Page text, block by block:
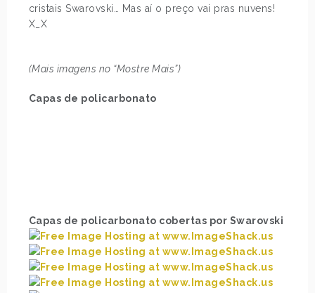
cristais Swarovski… Mas aí o preço vai pras nuvens!
X_X
(Mais imagens no “Mostre Mais”)
Capas de policarbonato
Capas de policarbonato cobertas por Swarovski